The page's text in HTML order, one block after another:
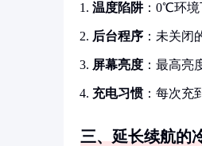
温度陷阱：0℃环境
后台程序 ：未关闭
屏幕亮度 ：最高亮
充电习惯：每次充
三、延长续航的